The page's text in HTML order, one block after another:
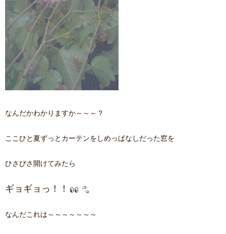
なんだかわかりますか～～～？
ここひと夏ずっとカーテンをしめっぱなしだった窓を
ひさびさ開けてみたら
ギョギョっ！！
なんだこれは～～～～～～～